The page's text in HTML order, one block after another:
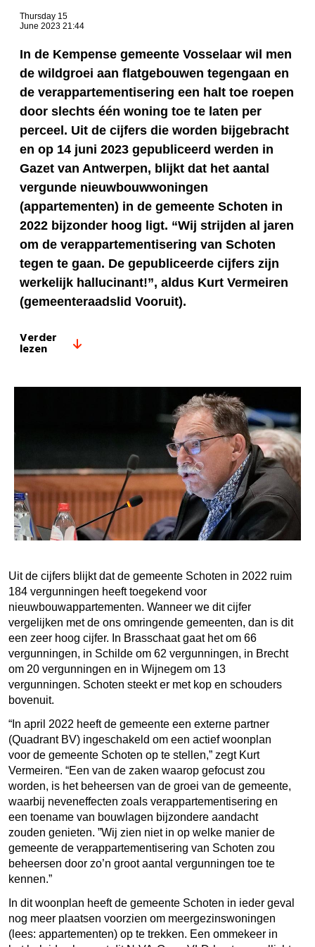
Thursday 15
June 2023 21:44
In de Kempense gemeente Vosselaar wil men
de wildgroei aan flatgebouwen tegengaan en
de verappartementisering een halt toe roepen
door slechts één woning toe te laten per
perceel. Uit de cijfers die worden bijgebracht
en op 14 juni 2023 gepubliceerd werden in
Gazet van Antwerpen, blijkt dat het aantal
vergunde nieuwbouwwoningen
(appartementen) in de gemeente Schoten in
2022 bijzonder hoog ligt. “Wij strijden al jaren
om de verappartementisering van Schoten
tegen te gaan. De gepubliceerde cijfers zijn
werkelijk hallucinant!”, aldus Kurt Vermeiren
(gemeenteraadslid Vooruit).
Verder
lezen
Uit de cijfers blijkt dat de gemeente Schoten in 2022 ruim
184 vergunningen heeft toegekend voor
nieuwbouwappartementen. Wanneer we dit cijfer
vergelijken met de ons omringende gemeenten, dan is dit
een zeer hoog cijfer. In Brasschaat gaat het om 66
vergunningen, in Schilde om 62 vergunningen, in Brecht
om 20 vergunningen en in Wijnegem om 13
vergunningen. Schoten steekt er met kop en schouders
bovenuit.
“In april 2022 heeft de gemeente een externe partner
(Quadrant BV) ingeschakeld om een actief woonplan
voor de gemeente Schoten op te stellen,” zegt Kurt
Vermeiren. “Een van de zaken waarop gefocust zou
worden, is het beheersen van de groei van de gemeente,
waarbij neveneffecten zoals verappartementisering en
een toename van bouwlagen bijzondere aandacht
zouden genieten. ”Wij zien niet in op welke manier de
gemeente de verappartementisering van Schoten zou
beheersen door zo’n groot aantal vergunningen toe te
kennen.”
In dit woonplan heeft de gemeente Schoten in ieder geval
nog meer plaatsen voorzien om meergezinswoningen
(lees: appartementen) op te trekken. Een ommekeer in